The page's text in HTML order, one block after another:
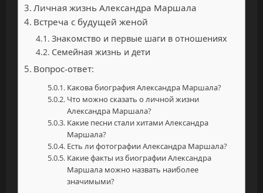
Личная жизнь Александра Маршала
Встреча с будущей женой
Знакомство и первые шаги в отношениях
Семейная жизнь и дети
Вопрос-ответ:
Какова биография Александра Маршала?
Что можно сказать о личной жизни
Александра Маршала?
Какие песни стали хитами Александра
Маршала?
Есть ли фотографии Александра Маршала?
Какие факты из биографии Александра
Маршала можно назвать наиболее
значимыми?